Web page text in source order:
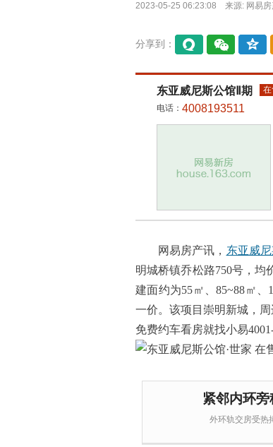
2023-05-25 06:23:08 来源: 网易
分享到：
间
东亚威尼斯公馆Ⅱ期 在
电话： 4008193511
网易房产讯， 东亚威
明城桥镇乔松路750号，均
建面约为55㎡、85~88㎡
一价。该项目崇明新城，周
免费约车看房就找小易
紧邻内环
外环轨交房受热